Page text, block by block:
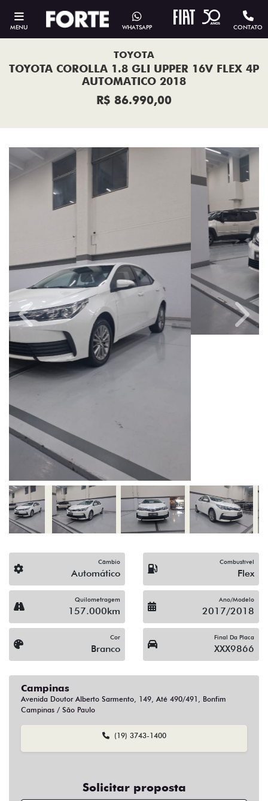
MENU CONTATO
WHATSAPP
TOYOTA
TOYOTA COROLLA 1.8 GLI UPPER 16V FLEX 4P
AUTOMATICO 2018
R$ 86.990,00
Next
Automático
Quilometragem
157.000km
Branco
Final Da Placa
XXX9866
Avenida Doutor Alberto Sarmento, 149, Até 490/491, Bonfim
Campinas / São Paulo
(19) 3743-1400
Solicitar proposta
Alguma dúvida ou sugestão? Escreva aqui.